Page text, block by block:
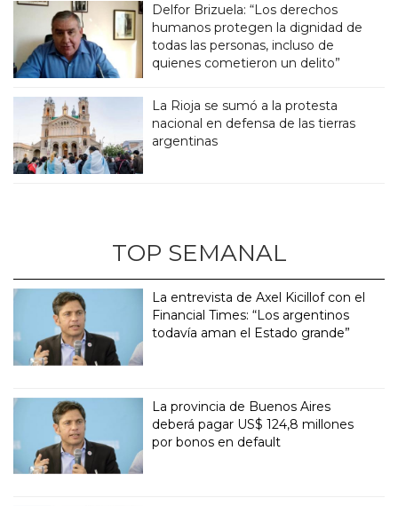
Delfor Brizuela: “Los derechos
humanos protegen la dignidad de
todas las personas, incluso de
quienes cometieron un delito”
La Rioja se sumó a la protesta
nacional en defensa de las tierras
argentinas
TOP SEMANAL
La entrevista de Axel Kicillof con el
Financial Times: “Los argentinos
todavía aman el Estado grande”
La provincia de Buenos Aires
deberá pagar US$ 124,8 millones
por bonos en default